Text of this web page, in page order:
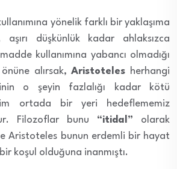
yönelik farklı bir yaklaşıma
düşkünlük kadar ahlaksızca
kullanımına yabancı olmadığı
önüne alırsak,Aristoteles herhangi
o şeyin fazlalığı kadar kötü
ortada bir yeri hedeflememiz
Filozoflar bunu “itidal” olarak
Aristoteles bunun erdemli bir hayat
koşul olduğuna inanmıştı.